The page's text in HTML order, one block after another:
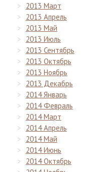
2013 Март
2013 Апрель
2013 Май
2013 Июль
2013 Сентябрь
2013 Октябрь
2013 Ноябрь
2013 Декабрь
2014 Январь
2014 Февраль
2014 Март
2014 Апрель
2014 Май
2014 Июнь
2014 Октябрь